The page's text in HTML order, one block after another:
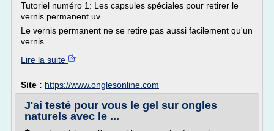
Tutoriel numéro 1: Les capsules spéciales pour retirer le
vernis permanent uv
Le vernis permanent ne se retire pas aussi facilement qu'un
vernis...
Lire la suite
Site : https://www.onglesonline.com
J'ai testé pour vous le gel sur ongles
naturels avec le ...